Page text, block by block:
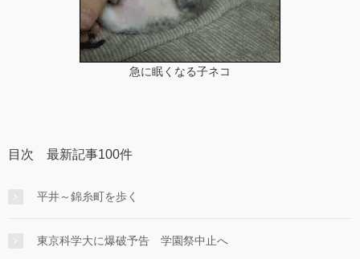
急に眠くなる子ネコ
目次 最新記事100件
平井～錦糸町を歩く
東京科学大に爆破予告 学園祭中止へ